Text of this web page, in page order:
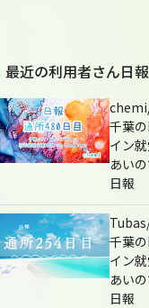
最近の利用者さん日報
千葉
イン
あい
日報
千葉
イン
あい
日報